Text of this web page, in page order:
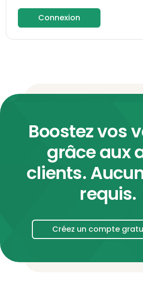
Connexion
Boostez vos
grâce aux
clients.
requis.
Créez un compte